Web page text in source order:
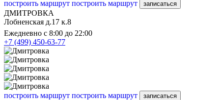
построить маршрут построить маршрут записаться
ДМИТРОВКА
Лобненская д.17 к.8
Ежедневно с 8:00 до 22:00
+7 (499) 450-63-77
построить маршрут построить маршрут записаться